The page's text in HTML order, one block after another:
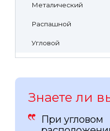
Металический
Распашной
Угловой
Знаете ли
При угловом